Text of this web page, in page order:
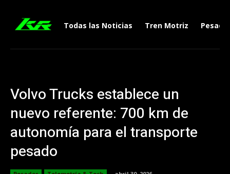
Todas las Noticias Tren Motriz
Volvo Trucks establece un
nuevo referente: 700 km de
autonomía para el transporte
pesado